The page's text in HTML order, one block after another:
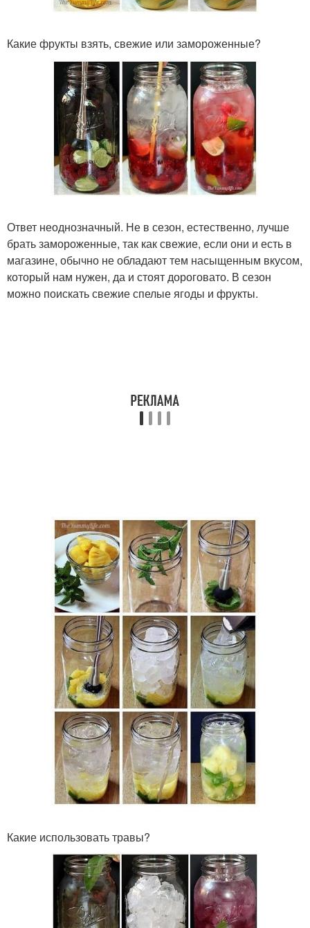
Какие фрукты взять, свежие или замороженные?
Ответ неоднозначный. Не в сезон, естественно, лучше
брать замороженные, так как свежие, если они и есть в
магазине, обычно не обладают тем насыщенным вкусом,
который нам нужен, да и стоят дороговато. В сезон
можно поискать свежие спелые ягоды и фрукты.
Какие использовать травы?